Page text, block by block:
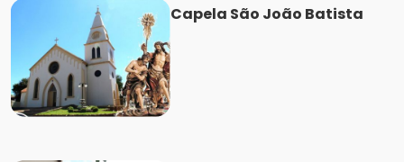
Capela São João Batista